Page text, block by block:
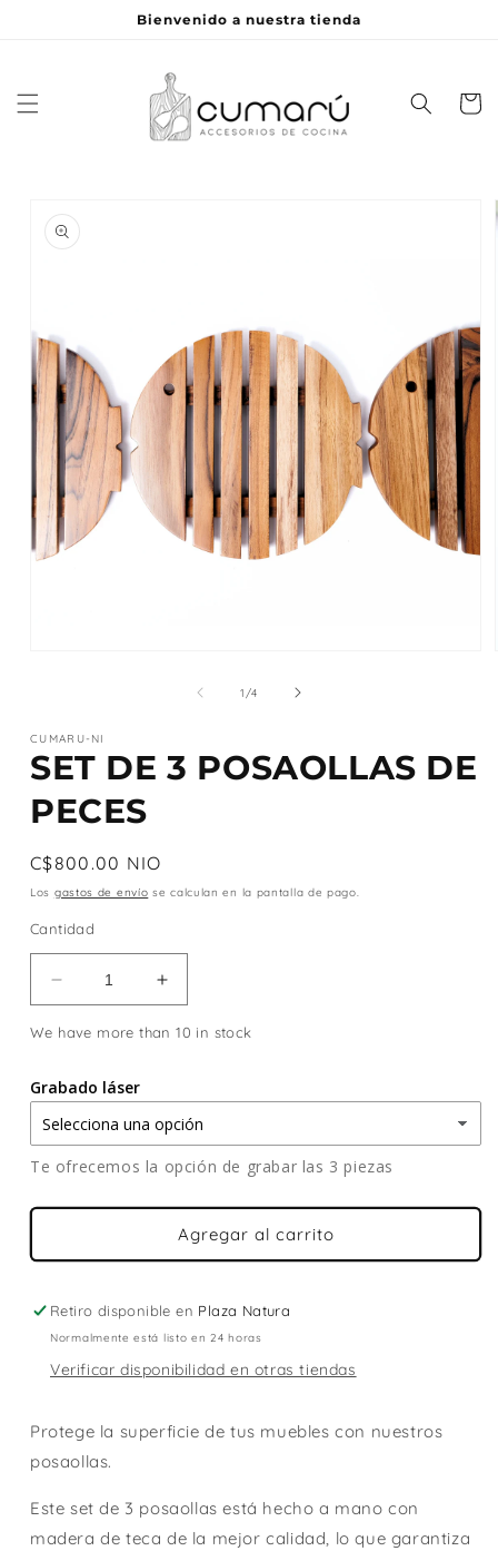
Bienvenido a nuestra tienda
Carrito
información
una
ventana
modal
1/de
4
CUMARU-NI
SET DE 3 POSAOLLAS DE
PECES
Precio
habitual
C$800.00 NIO
Los gastos de envío se calculan en la pantalla de pago.
Cantidad
Reducir
cantidad
para
DE
3
POSAOLLAS
DE
PECES
Aumentar
cantidad
para
3
POSAOLLAS
DE
PECES
We have more than 10 in stock
Grabado láser
Te ofrecemos la opción de grabar las 3 piezas
Agregar al carrito
Retiro disponible en Plaza Natura
Normalmente está listo en 24 horas
Verificar disponibilidad en otras tiendas
Protege la superficie de tus muebles con nuestros
posaollas.
Este set de 3 posaollas está hecho a mano con
madera de teca de la mejor calidad, lo que garantiza